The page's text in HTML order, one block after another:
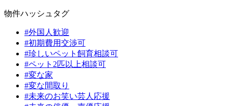
物件ハッシュタグ
#外国人歓迎
#初期費用交渉可
#珍しいペット飼育相談可
#ペット2匹以上相談可
#変な家
#変な間取り
#未来のお笑い芸人応援